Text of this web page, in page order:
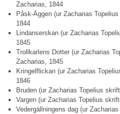
Zacharias, 1844
Påsk-Äggen (ur Zacharias
1844
Lindanserskan (ur Zacharias
1845
Trollkarlens Dotter (ur Zacharias
Zacharias, 1845
Kringelflickan (ur Zacharias
1846
Bruden (ur Zacharias Topelius
Vargen (ur Zacharias Topelius
Vedergällningens dag (ur